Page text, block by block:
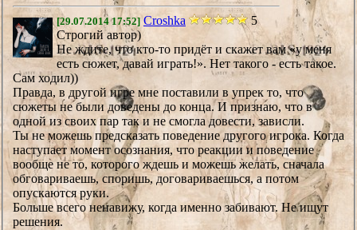
[29.07.2014 17:52] Croshka
5
Строгий автор)
Не ждите, что кто-то придёт и скажет вам «у меня
есть сюжет, давай играть!». Нет такого - есть такое.
Сам ходил))
Правда, в другой игре мне поставили в упрек то, что
сюжеты не были доведены до конца. И признаю, что в
одной из своих пар так и не смогла довести, зависли.
Ты не можешь предсказать поведение другого игрока. Когда
наступает момент осознания, что реакции и поведение
вообще не то, которого ждешь и можешь желать, сначала
обговариваешь, споришь, договариваешься, а потом
опускаются руки.
Больше всего ненавижу, когда именно забивают. Не ищут
решения.